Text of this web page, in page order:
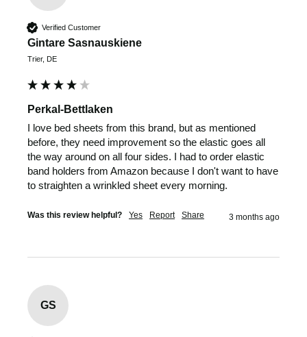
Verified Customer
Gintare Sasnauskiene
Trier, DE
Perkal-Bettlaken
I love bed sheets from this brand, but as mentioned
before, they need improvement so the elastic goes all
the way around on all four sides. I had to order elastic
band holders from Amazon because I don't want to have
to straighten a wrinkled sheet every morning.
Was this review helpful? Yes Report Share 3 months ago
GS